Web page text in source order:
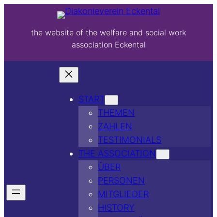
the website of the welfare and social work
association Eckental
START
THEMEN
ZAHLEN
TESTIMONIALS
THE ASSOCIATION
ÜBER
PERSONEN
MITGLIEDER
HISTORY